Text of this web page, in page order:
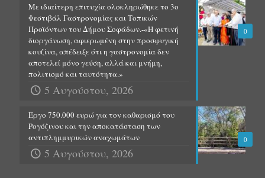
0
Με ιδιαίτερη επιτυχία ολοκληρώθηκε το 3ο
Φεστιβάλ Γαστρονομίας και Τοπικών
Προϊόντων του Δήμου Σοφάδων.-«Η φετινή
διοργάνωση, αφιερωμένη στην προσφυγική
κουζίνα, απέδειξε ότι η γαστρονομία δεν
αποτελεί μόνο γεύση, αλλά και μνήμη,
πολιτισμό και ταυτότητα.»
5 Αυγούστου, 2026
0
Έργο 750.000 ευρώ για τον καθαρισμό του
Ρογόζινου και την αποκατάσταση των
αντιπλημμυρικών αναχωμάτων
5 Αυγούστου, 2026